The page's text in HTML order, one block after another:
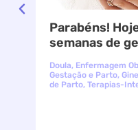
Parabéns!
semanas de
Doula, Enfermagem
Gestação e Parto,
de Parto,Terapias-